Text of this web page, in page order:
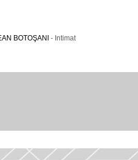
BOTOŞANI - Intimat